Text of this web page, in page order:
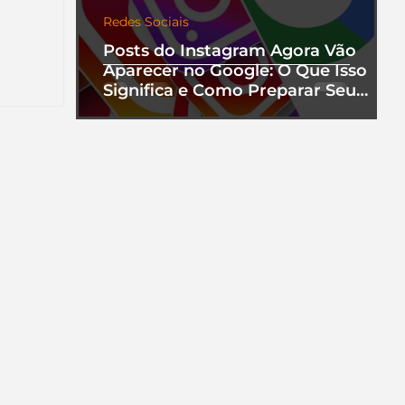
Posts do Instagram Agora Vão
Aparecer no Google: O Que Isso
Significa e Como Preparar Seu
Perfil
Redes Sociais